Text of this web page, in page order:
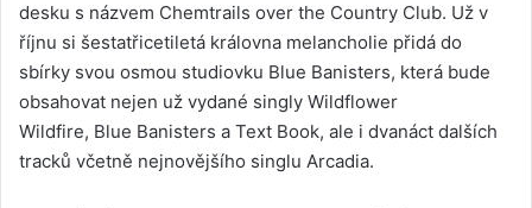
desku s názvem Chemtrails over the Country Club. Už v
říjnu si šestatřicetiletá královna melancholie přidá do
sbírky svou osmou studiovku Blue Banisters, která bude
obsahovat nejen už vydané singly Wildflower
Wildfire, Blue Banisters a Text Book, ale i dvanáct dalších
tracků včetně nejnovějšího singlu Arcadia.